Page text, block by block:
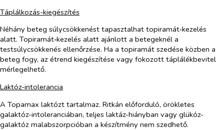
Táplálkozás-kiegészítés
Néhány beteg súlycsökkenést tapasztalhat topiramát‑kezelés
alatt. Topiramát‑kezelés alatt ajánlott a betegeknél a
testsúlycsökkenés ellenőrzése. Ha a topiramát szedése közben a
beteg fogy, az étrend kiegészítése vagy fokozott táplálékbevitel
mérlegelhető.
Laktóz-intolerancia
A Topamax laktózt tartalmaz. Ritkán előforduló, örökletes
galaktóz-intoleranciában, teljes laktáz-hiányban vagy glükóz-
galaktóz malabszorpcióban a készítmény nem szedhető.